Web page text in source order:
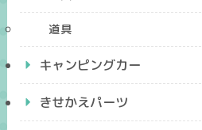
道具
キャンピングカー
きせかえパーツ